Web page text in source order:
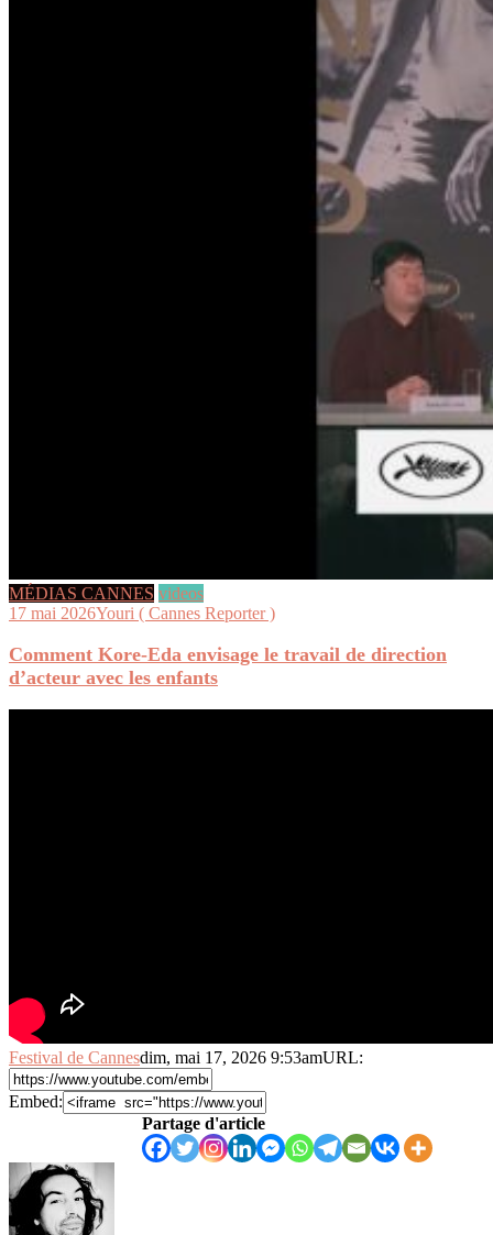
MÉDIAS CANNES videos
17 mai 2026Youri ( Cannes Reporter )
Comment Kore-Eda envisage le travail de direction
d’acteur avec les enfants
Festival de Cannesdim, mai 17, 2026 9:53amURL:
Embed:
Partage d'article